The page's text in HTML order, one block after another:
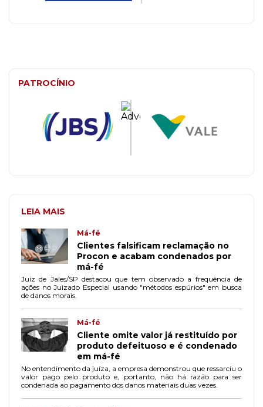
PATROCÍNIO
LEIA MAIS
Má-fé
Clientes falsificam reclamação no
Procon e acabam condenados por
má-fé
Juiz de Jales/SP destacou que tem observado a frequência de
ações no Juizado Especial usando "métodos espúrios" em busca
de danos morais.
Má-fé
Cliente omite valor já restituído por
produto defeituoso e é condenado
em má-fé
No entendimento da juíza, a empresa demonstrou que ressarciu o
valor pago pelo produto e, portanto, não há razão para ser
condenada ao pagamento dos danos materiais duas vezes.